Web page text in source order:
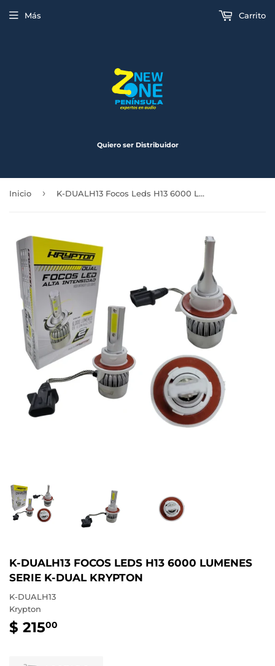
Quiero ser Distribuidor
Más Carrito
Inicio › K-DUALH13 Focos Leds H13 6000 Lumenes Serie K-DUAL Krypton
K-DUALH13 FOCOS LEDS H13 6000 LUMENES
SERIE K-DUAL KRYPTON
K-DUALH13
Krypton
$ 21500